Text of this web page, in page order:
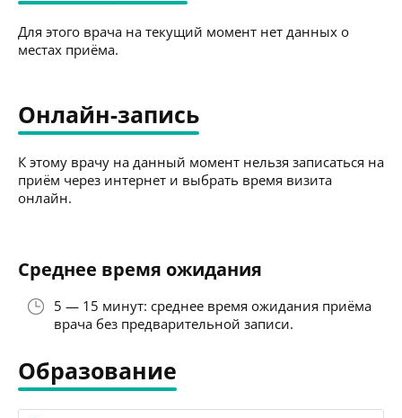
Для этого врача на текущий момент нет данных о
местах приёма.
Онлайн-запись
К этому врачу на данный момент нельзя записаться на
приём через интернет и выбрать время визита
онлайн.
Среднее время ожидания
5 — 15 минут: среднее время ожидания приёма
врача без предварительной записи.
Образование